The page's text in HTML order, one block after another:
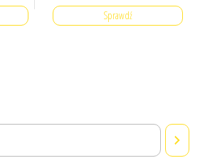
Sprawdź